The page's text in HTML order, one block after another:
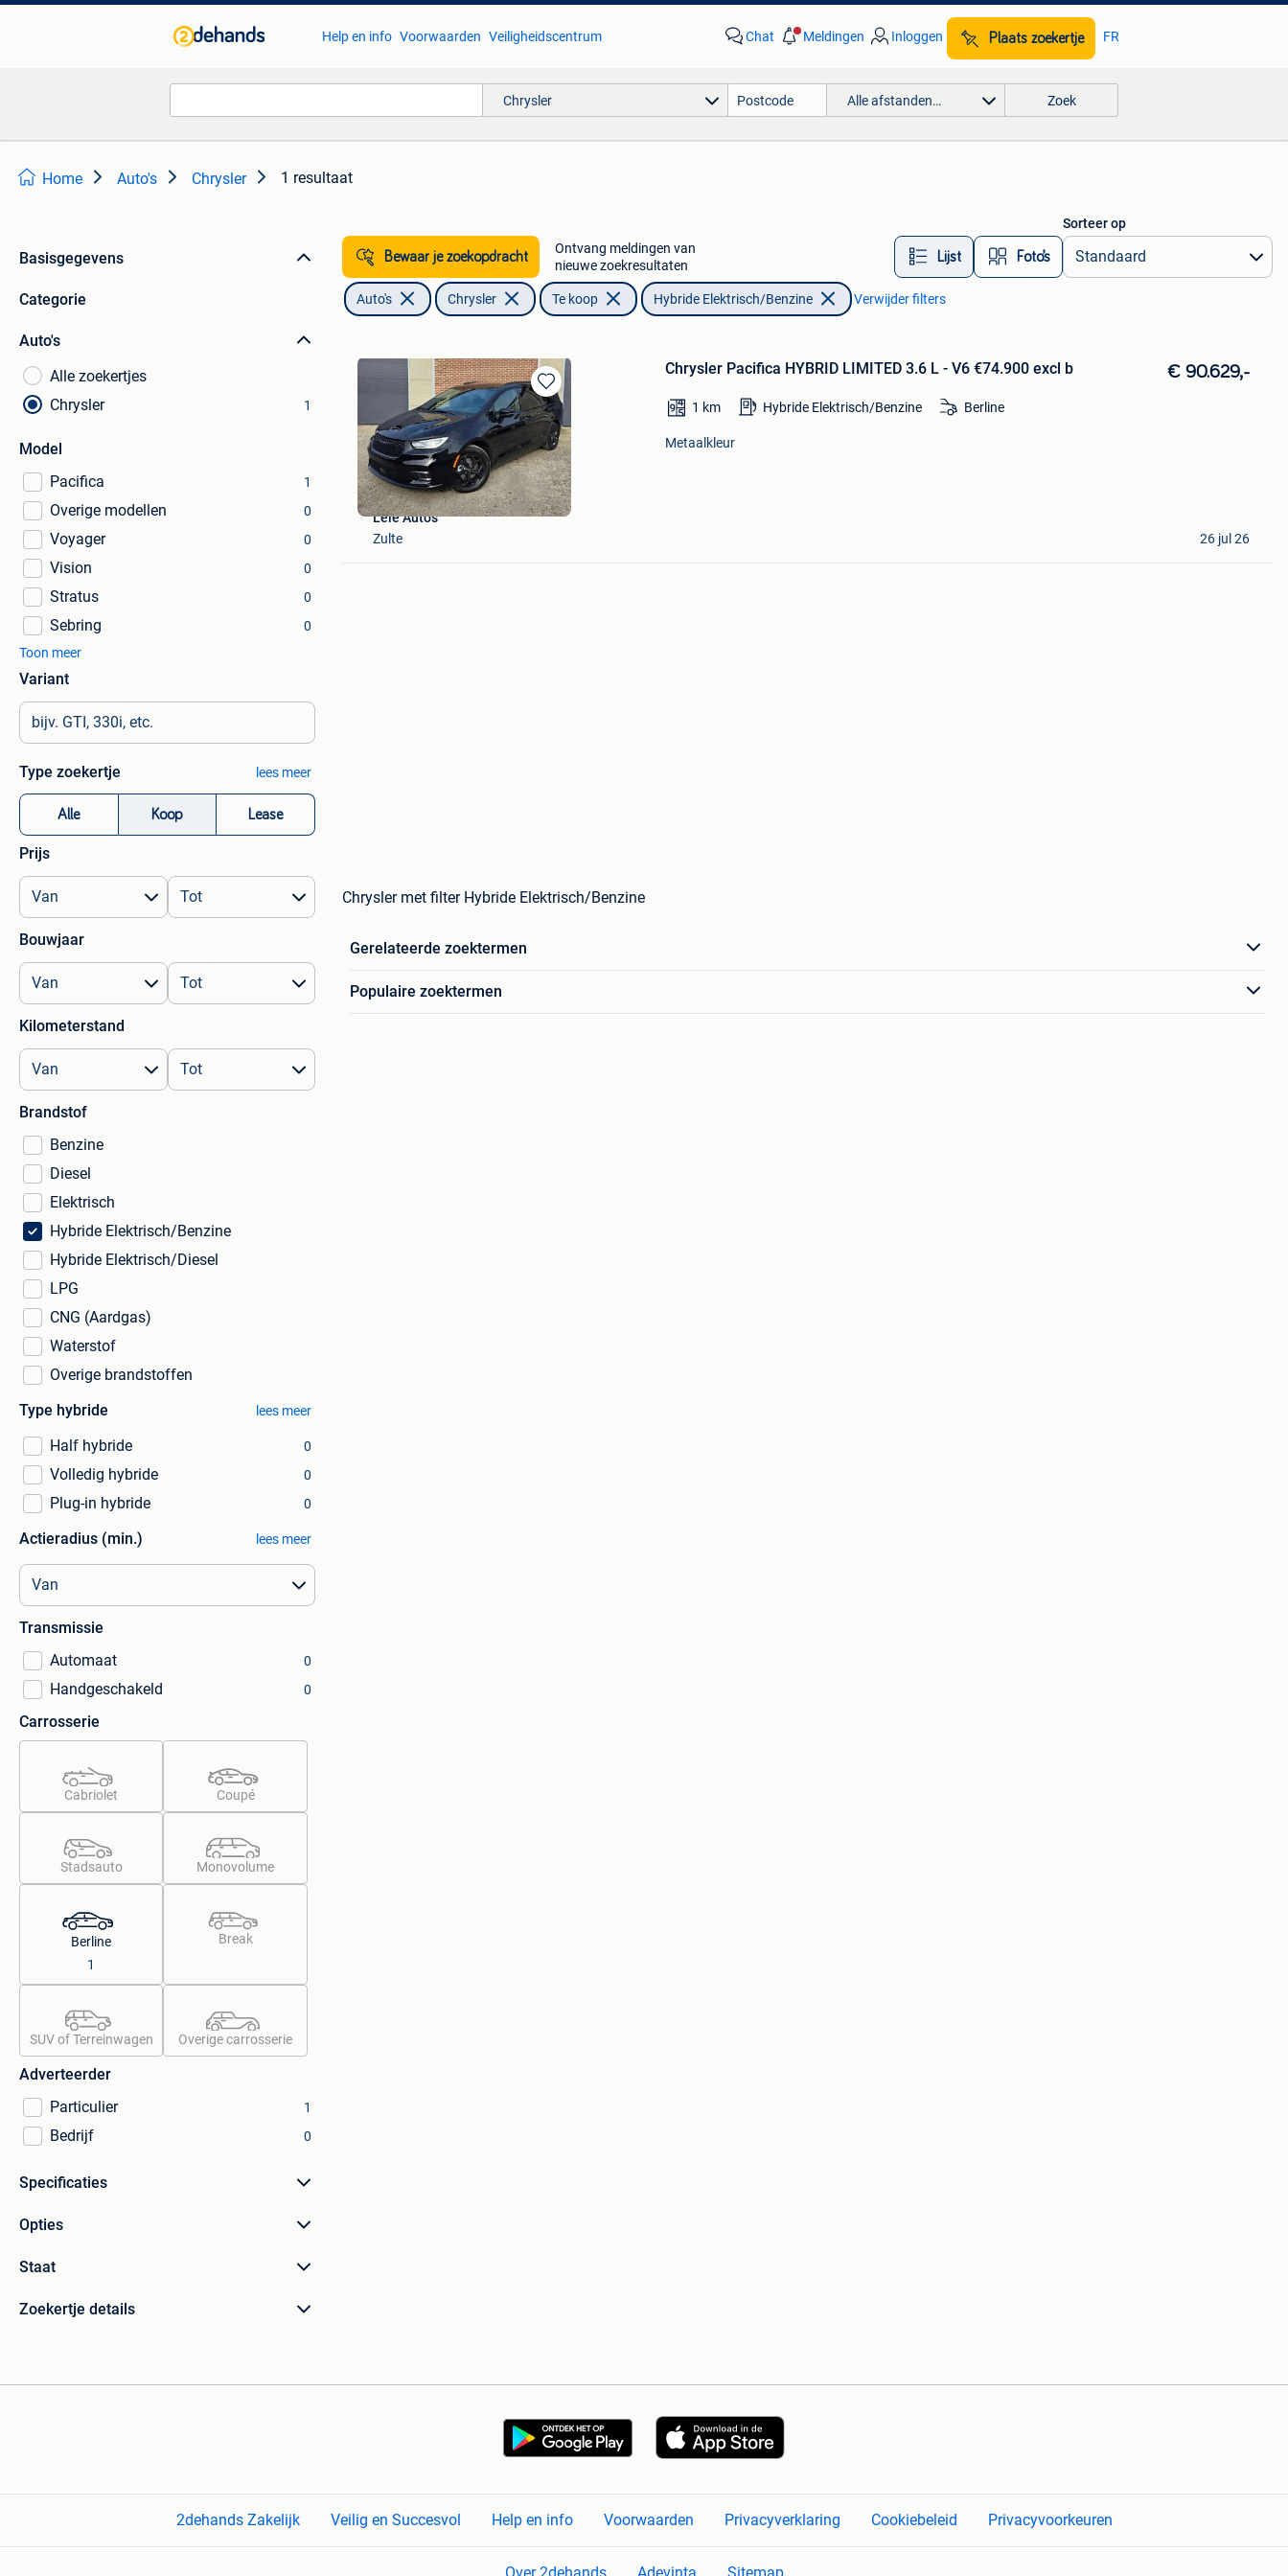
Help en info Voorwaarden Veiligheidscentrum Chat Meldingen Inloggen Plaats zoekertje FR
Chrysler Alle afstanden… Zoek
Home Auto's Chrysler 1 resultaat
Basisgegevens
Categorie
Auto's
Alle zoekertjes
Chrysler
1
Model
Pacifica
1
Overige modellen 0
Voyager 0
Vision 0
Stratus 0
Sebring
0
Toon meer
Variant
Type zoekertje lees meer
Alle Koop Lease
Prijs
Bouwjaar
Kilometerstand
Brandstof
Benzine
Diesel
Elektrisch
Hybride Elektrisch/Benzine
Hybride Elektrisch/Diesel
LPG
CNG (Aardgas)
Waterstof
Overige brandstoffen
Type hybride
lees meer
Half hybride 0
Volledig hybride 0
Plug-in hybride 0
Actieradius (min.) lees meer
Transmissie
Automaat
0
Handgeschakeld 0
Carrosserie
Cabriolet Coupé
Stadsauto Monovolume
Berline
1
Break
SUV of Terreinwagen Overige carrosserie
Adverteerder
Particulier
1
Bedrijf 0
Specificaties
Opties
Staat
Zoekertje details
Bewaar je zoekopdracht
Ontvang meldingen van
nieuwe zoekresultaten
Lijst Foto’s
Sorteer op
Auto's Chrysler Te koop Hybride Elektrisch/Benzine Verwijder filters
Bewaren
in
Mijn
Favorieten
Chrysler Pacifica HYBRID LIMITED 3.6 L - V6 €74.900 excl b € 90.629,-
1 km Hybride Elektrisch/Benzine Berline
Metaalkleur
Leie Auto's
Zulte
26 jul 26
Chrysler met filter Hybride Elektrisch/Benzine
Gerelateerde zoektermen
Populaire zoektermen
2dehands Zakelijk Veilig en Succesvol Help en info Voorwaarden Privacyverklaring Cookiebeleid Privacyvoorkeuren